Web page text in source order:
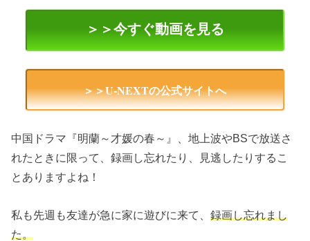
＞＞今すぐ動画を見る
＞＞U-NEXTの公式サイトへ
中国ドラマ『明蘭～才媛の春～』、地上波やBSで放送さ
れたときに限って、録画し忘れたり、見逃したりするこ
とありますよね！
私も先週も友達が急に家に遊びに来て、録画し忘れまし
た。